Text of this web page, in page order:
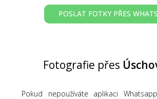
POSLAT FOTKY PŘES
Fotografie přes
Pokud nepoužíváte aplikaci